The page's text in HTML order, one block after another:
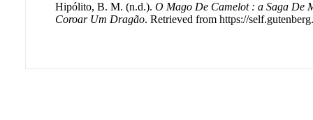
Hipólito, B. M. (n.d.). O Mago De Camelot : a Saga De
Coroar Um Dragão. Retrieved from https://